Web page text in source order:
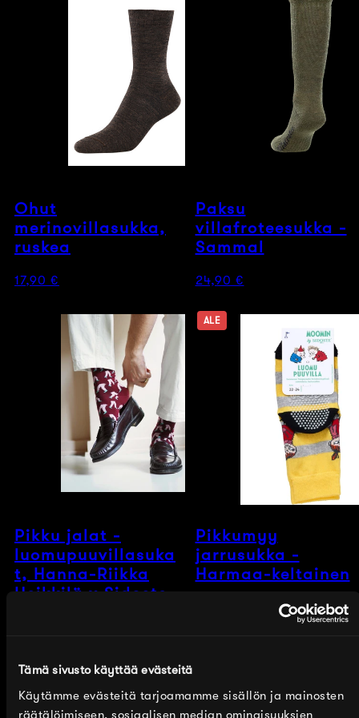
Tämä sivusto käyttää evästeitä
Käytämme evästeitä tarjoamamme sisällön ja mainosten
räätälöimiseen, sosiaalisen median ominaisuuksien
Ohut
merinovillasukka,
ruskea
Normaalihinta
17,90 €
Paksu
villafroteesukka -
Sammal
Normaalihinta
24,90 €
Pikku jalat -
luomupuuvillasuka
t, Hanna-Riikka
Heikkilä x Sidoste
ALE
Pikkumyy
jarrusukka -
Harmaa-keltainen
NormaalihintaMyyntihinta
7,00 €